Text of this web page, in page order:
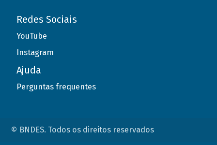
Redes Sociais
YouTube
Instagram
Ajuda
Perguntas frequentes
© BNDES. Todos os direitos reservados